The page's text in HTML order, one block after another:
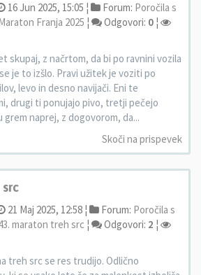
16 Jun 2025, 15:05 ¦ Forum: Poročila s
Franja 2025 ¦ Odgovori: 0 ¦
skupaj, z načrtom, da bi po ravnini vozila
je to izšlo. Pravi užitek je voziti po
levo in desno navijači. Eni te
drugi ti ponujajo pivo, tretji pečejo
grem naprej, z dogovorom, da...
Skoči na prispevek
21 Maj 2025, 12:58 ¦ Forum: Poročila s
maraton treh src ¦ Odgovori: 2 ¦
treh src se res trudijo. Odlično